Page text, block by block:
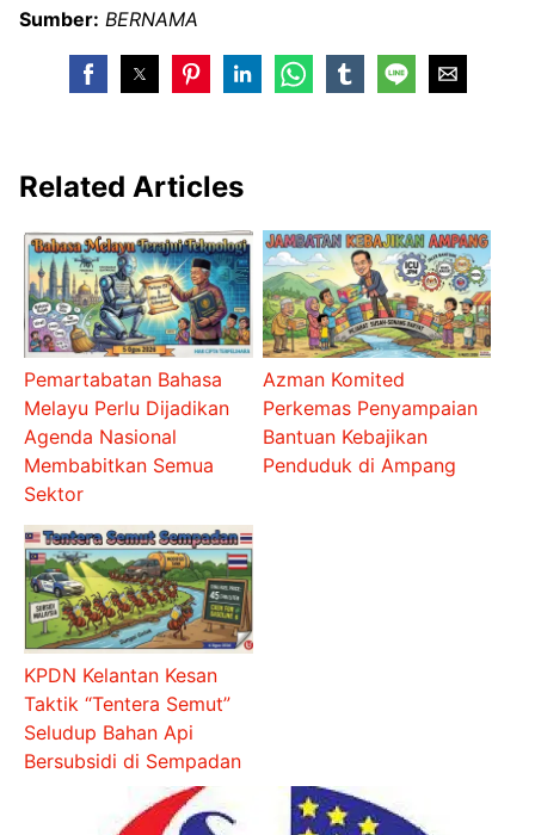
Sumber: BERNAMA
Related Articles
Pemartabatan Bahasa
Melayu Perlu Dijadikan
Agenda Nasional
Membabitkan Semua
Sektor
Azman Komited
Perkemas Penyampaian
Bantuan Kebajikan
Penduduk di Ampang
KPDN Kelantan Kesan
Taktik “Tentera Semut”
Seludup Bahan Api
Bersubsidi di Sempadan